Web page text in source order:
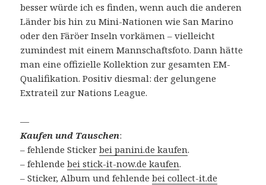
besser würde ich es finden, wenn auch die anderen
Länder bis hin zu Mini-Nationen wie San Marino
oder den Färöer Inseln vorkämen – vielleicht
zumindest mit einem Mannschaftsfoto. Dann hätte
man eine offizielle Kollektion zur gesamten EM-
Qualifikation. Positiv diesmal: der gelungene
Extrateil zur Nations League.
—
Kaufen und Tauschen:
– fehlende Stickerbei panini.de kaufen.
– fehlendebei stick-it-now.de kaufen.
– Sticker, Album und fehlendebei collect-it.de